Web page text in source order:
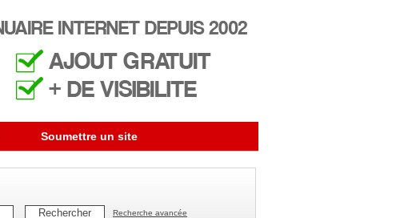
Soumettre un site
Recherche avancée